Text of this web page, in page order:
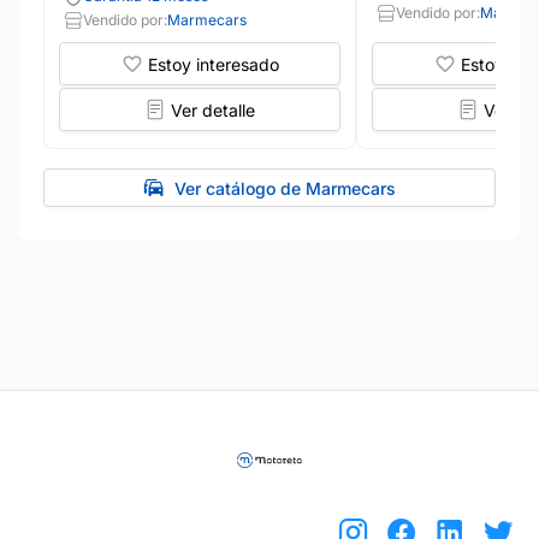
Vendido por:Marmecars
Estoy interesado
Ver detalle
Vendido por:
Estoy
Ver
Ver catálogo de Marmecars